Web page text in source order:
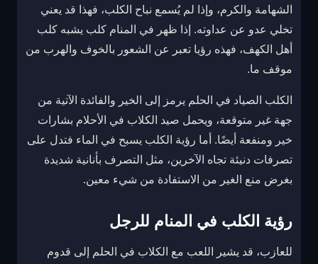
الشهامة والكرم، وإذا لم يُسمع نباح الكلب، فهذا قد يعني
تخلي عدو عن عداوته. إذا ظهر في المنام كلب يشبه كلب
أهل الكهف، فهذه رؤيا تعبر عن الشعور بالخوف والهرب من
موقف ما.
الكلب الصياد في الحلم يرمز إلى الخير والفائدة الآتية من
جهة غير متوقعة، ويحمل صيد الكلاب في الأحلام بشارات
خير ومنفعة أيضًا. أما رؤية الكلب يسبح في الماء فتدل على
تصرفات دنيئة تجاه الآخرين، مثل التصرف بأنانية شديدة
بغرض منع الغير من الاستفادة من شيء معين.
رؤية الكلب في المنام للرجل
للعازب، قد يشير اللعب مع الكلاب في الحلم إلى قدوم